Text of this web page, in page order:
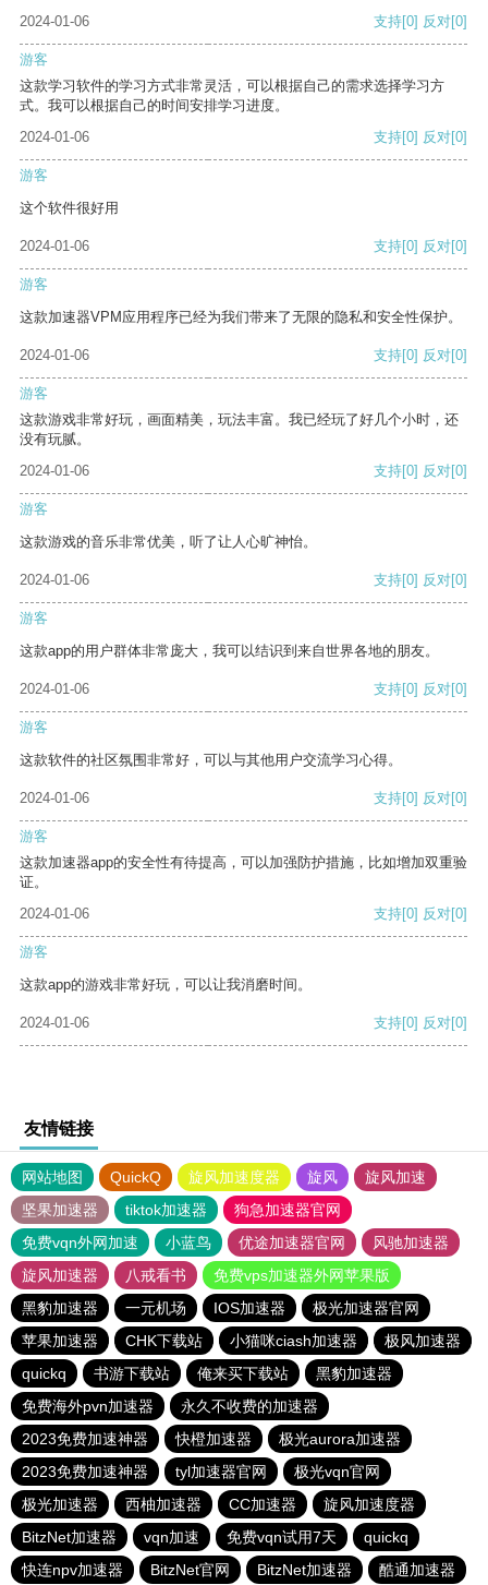
2024-01-06
支持[0] 反对[0]
游客
这款学习软件的学习方式非常灵活，可以根据自己的需求选择学习方
式。我可以根据自己的时间安排学习进度。
2024-01-06
支持[0] 反对[0]
游客
这个软件很好用
2024-01-06 支持[0] 反对[0]
游客
这款加速器VPM应用程序已经为我们带来了无限的隐私和安全性保护。
2024-01-06 支持[0] 反对[0]
游客
这款游戏非常好玩，画面精美，玩法丰富。我已经玩了好几个小时，还
没有玩腻。
2024-01-06
支持[0] 反对[0]
游客
这款游戏的音乐非常优美，听了让人心旷神怡。
2024-01-06 支持[0] 反对[0]
游客
这款app的用户群体非常庞大，我可以结识到来自世界各地的朋友。
2024-01-06 支持[0] 反对[0]
游客
这款软件的社区氛围非常好，可以与其他用户交流学习心得。
2024-01-06 支持[0] 反对[0]
游客
这款加速器app的安全性有待提高，可以加强防护措施，比如增加双重验
证。
2024-01-06
支持[0] 反对[0]
游客
这款app的游戏非常好玩，可以让我消磨时间。
2024-01-06 支持[0] 反对[0]
友情链接
网站地图 QuickQ 旋风加速度器 旋风
旋风加速
坚果加速器
tiktok加速器
狗急加速器官网
免费vqn外网加速
小蓝鸟 优途加速器官网
风驰加速器
旋风加速器
八戒看书
免费vps加速器外网苹果版
黑豹加速器
一元机场 IOS加速器
极光加速器官网
苹果加速器
CHK下载站 小猫咪ciash加速器
极风加速器
quickq
书游下载站 俺来买下载站
黑豹加速器
免费海外pvn加速器
永久不收费的加速器
2023免费加速神器
快橙加速器
极光aurora加速器
2023免费加速神器
tyl加速器官网
极光vqn官网
极光加速器
西柚加速器 CC加速器
旋风加速度器
BitzNet加速器
vqn加速 免费vqn试用7天
quickq
快连npv加速器
BitzNet官网 BitzNet加速器 酷通加速器